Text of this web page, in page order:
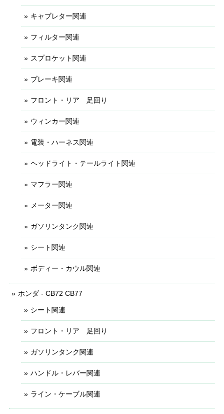
キャブレター関連
フィルター関連
スプロケット関連
ブレーキ関連
フロント・リア 足回り
ウィンカー関連
電装・ハーネス関連
ヘッドライト・テールライト関連
マフラー関連
メーター関連
ガソリンタンク関連
シート関連
ボディー・カウル関連
ホンダ - CB72 CB77
シート関連
フロント・リア 足回り
ガソリンタンク関連
ハンドル・レバー関連
ライン・ケーブル関連